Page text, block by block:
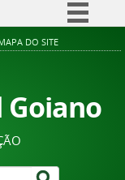
à informação
Canais
DO SITE